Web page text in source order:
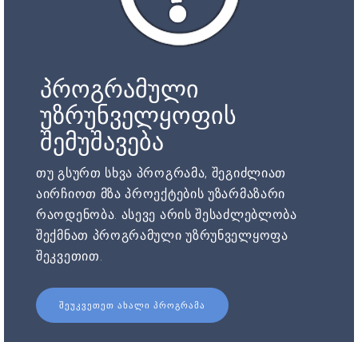
პროგრამული
უზრუნველყოფის
შემუშავება
თუ გსურთ სხვა პროგრამა, შეგიძლიათ
აირჩიოთ მზა პროექტების უზარმაზარი
რაოდენობა. ასევე არის შესაძლებლობა
შექმნათ პროგრამული უზრუნველყოფა
შეკვეთით.
ᲨᲔᲣᲙᲕᲔᲗᲔᲗ ᲐᲮᲐᲚᲘ ᲞᲠᲝᲒᲠᲐᲛᲐ